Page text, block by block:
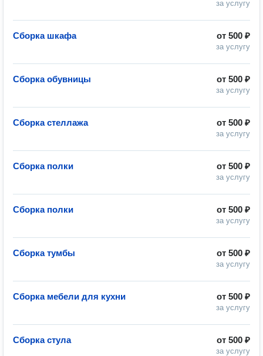
за услугу
от 500 ₽
за услугу
Сборка шкафа
от 500 ₽
за услугу
Сборка обувницы
от 500 ₽
за услугу
Сборка стеллажа
от 500 ₽
за услугу
Сборка полки
от 500 ₽
за услугу
Сборка полки
от 500 ₽
за услугу
Сборка тумбы
от 500 ₽
за услугу
Сборка мебели для кухни
от 500 ₽
за услугу
Сборка стула